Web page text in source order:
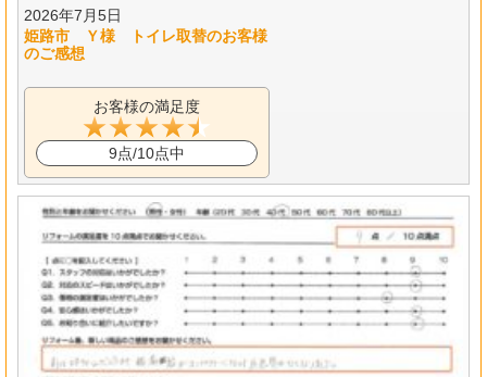
2026年7月5日
姫路市 Ｙ様 トイレ取替のお客様
のご感想
お客様の満足度
9点/10点中